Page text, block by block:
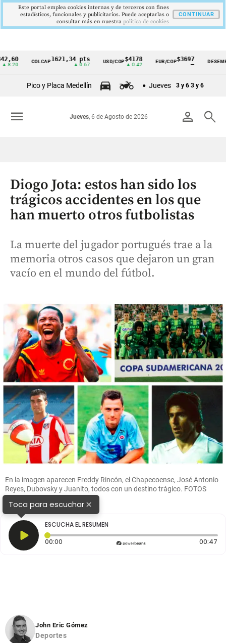
Cintillo
Colombia
COLCAP1621,34 pts USD/COP$4178
▲ 0.42
EUR/COP$3697
—
DESEMPLEO
▼
Pico y Placa Medellín Jueves 3 y 6 3 y 6
person search
Jueves, 6 de Agosto de 2026
menu
Diogo Jota: estos han sido los
trágicos accidentes en los que
han muerto otros futbolistas
La muerte del jugador portugués trae a la
memoria otros casos que dejaron un gran
vacío en el mundo del fútbol.
En la imagen aparecen Freddy Rincón, el Chapecoense, José Antonio
Reyes, Dubovsky y Juanito, todos con un destino trágico. FOTOS
GETTY, AFP Y COLPRENSA
Toca para escuchar×
ESCUCHA EL RESUMEN
00:00 Tiempo transcurrido: 0 segundos 00:47
John Eric Gómez
Deportes
Este portal emplea cookies internas y de terceros con fines
estadísticos, funcionales y publicitarios. Puede aceptarlas o
consultar más en nuestra politica de cookies
CONTINUAR